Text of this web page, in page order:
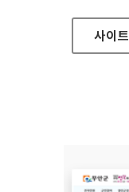
사이트